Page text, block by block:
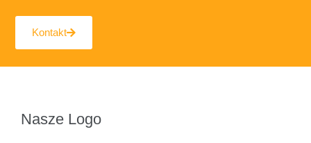
Kontakt
Nasze Logo